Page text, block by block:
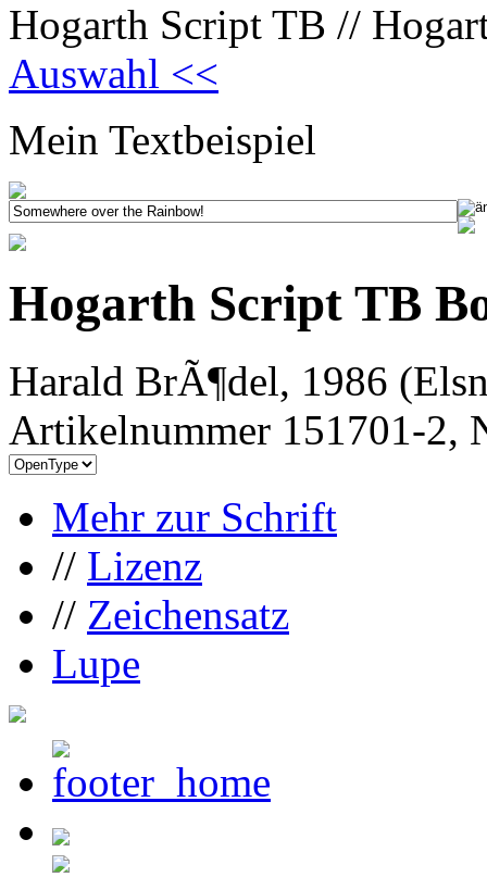
Hogarth Script TB //
Auswahl <<
Mein Textbeispiel
Hogarth Script TB
Harald BrÃ¶del, 1986
Artikelnummer 151701-2,
Mehr zur Schrift
// Lizenz
// Zeichensatz
Lupe